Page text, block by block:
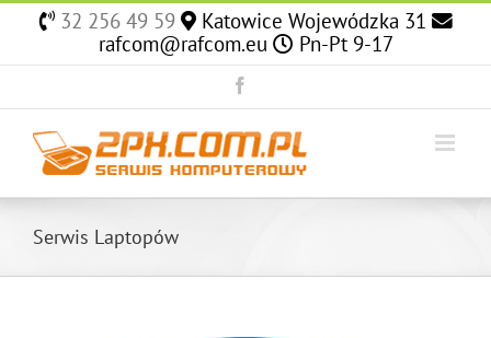
content
32 256 49 59
Katowice Wojewódzka 31
rafcom@rafcom.eu
Pn-Pt 9-17
Serwis Laptopów